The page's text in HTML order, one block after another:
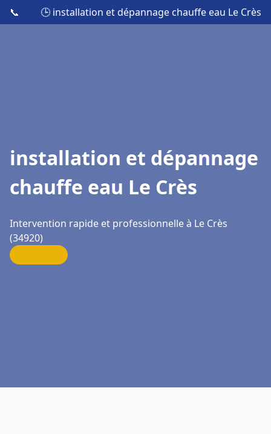
📞 🕒 installation et dépannage chauffe eau Le Crès
installation et dépannage
chauffe eau Le Crès
Intervention rapide et professionnelle à Le Crès
(34920)